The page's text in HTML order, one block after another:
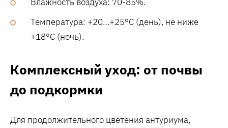
Температура: +20…+25°C (день), не ниже
+18°C (ночь).
Комплексный уход: от почвы
до подкормки
Для продолжительного цветения антуриума,